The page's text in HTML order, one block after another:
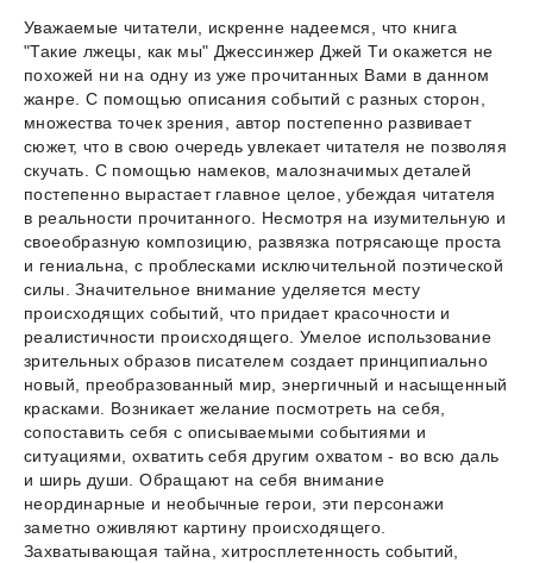
Уважаемые читатели, искренне надеемся, что книга
"Такие лжецы, как мы" Джессинжер Джей Ти окажется не
похожей ни на одну из уже прочитанных Вами в данном
жанре. С помощью описания событий с разных сторон,
множества точек зрения, автор постепенно развивает
сюжет, что в свою очередь увлекает читателя не позволяя
скучать. С помощью намеков, малозначимых деталей
постепенно вырастает главное целое, убеждая читателя
в реальности прочитанного. Несмотря на изумительную и
своеобразную композицию, развязка потрясающе проста
и гениальна, с проблесками исключительной поэтической
силы. Значительное внимание уделяется месту
происходящих событий, что придает красочности и
реалистичности происходящего. Умелое использование
зрительных образов писателем создает принципиально
новый, преобразованный мир, энергичный и насыщенный
красками. Возникает желание посмотреть на себя,
сопоставить себя с описываемыми событиями и
ситуациями, охватить себя другим охватом - во всю даль
и ширь души. Обращают на себя внимание
неординарные и необычные герои, эти персонажи
заметно оживляют картину происходящего.
Захватывающая тайна, хитросплетенность событий,